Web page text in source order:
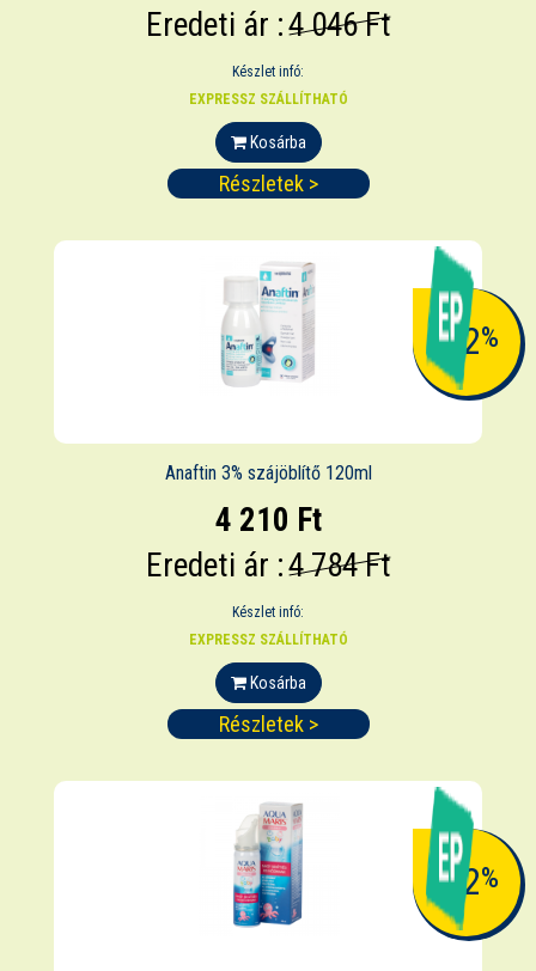
Eredeti ár :4 046 Ft
Készlet infó:
EXPRESSZ SZÁLLÍTHATÓ
Kosárba
Részletek >
-12%
Anaftin 3% szájöblítő 120ml
4 210 Ft
Eredeti ár :4 784 Ft
Készlet infó:
EXPRESSZ SZÁLLÍTHATÓ
Kosárba
Részletek >
-12%